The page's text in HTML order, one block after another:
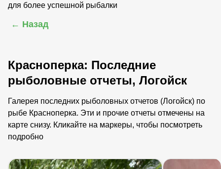
для более успешной рыбалки
← Назад
Красноперка: Последние
рыболовные отчеты, Логойск
Галерея последних рыболовных отчетов (Логойск) по
рыбе Красноперка. Эти и прочие отчеты отмечены на
карте снизу. Кликайте на маркеры, чтобы посмотреть
подробно